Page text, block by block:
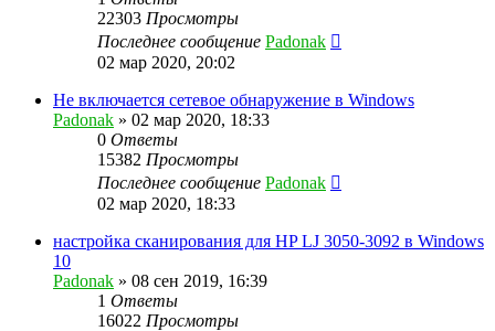
22303 Просмотры
Последнее сообщение Padonak
02 мар 2020, 20:02
Не включается сетевое обнаружение в Windows
Padonak » 02 мар 2020, 18:33
0 Ответы
15382 Просмотры
Последнее сообщение Padonak
02 мар 2020, 18:33
настройка сканирования для HP LJ 3050-3092 в Windows
10
Padonak » 08 сен 2019, 16:39
1 Ответы
16022 Просмотры